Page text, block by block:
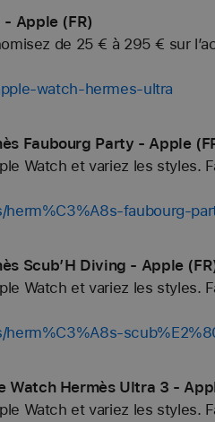
Apple (FR)
de 25 € à 295 € sur
watch-hermes-ultra
Faubourg Party - Apple
Watch et variez les styles.
herm%C3%A8s-faubourg-
Scub’H Diving - Apple
Watch et variez les styles.
herm%C3%A8s-
Hermès Ultra 3 -
Watch et variez les styles.